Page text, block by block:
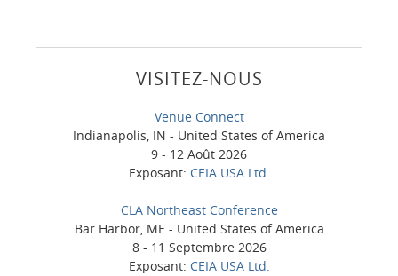
VISITEZ-NOUS
Venue Connect
Indianapolis, IN - United States of America
9 - 12 Août 2026
Exposant: CEIA USA Ltd.
CLA Northeast Conference
Bar Harbor, ME - United States of America
8 - 11 Septembre 2026
Exposant: CEIA USA Ltd.